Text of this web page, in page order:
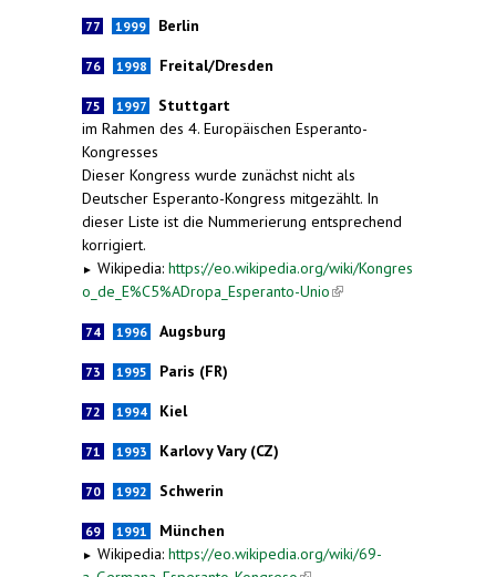
77 1999 Berlin
76 1998 Freital/Dresden
75 1997
Stuttgart
im Rahmen des 4. Europäischen Esperanto-
Kongresses
Dieser Kongress wurde zunächst nicht als
Deutscher Esperanto-Kongress mitgezählt. In
dieser Liste ist die Nummerierung entsprechend
korrigiert.
► Wikipedia: https://eo.wikipedia.org/wiki/Kongres
o_de_E%C5%ADropa_Esperanto-Unio(link is
74 1996 Augsburg
73 1995 Paris (FR)
72 1994 Kiel
71 1993 Karlovy Vary (CZ)
70 1992 Schwerin
69 1991 München
► Wikipedia: https://eo.wikipedia.org/wiki/69-